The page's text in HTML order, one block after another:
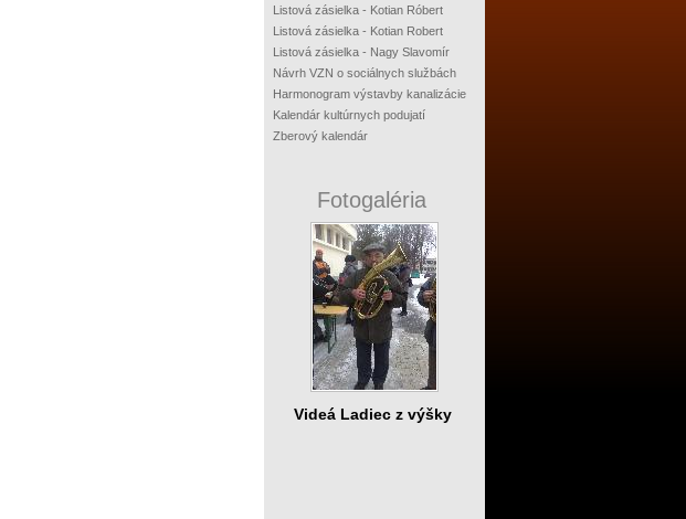
Listová zásielka - Kotian Róbert
Listová zásielka - Kotian Robert
Listová zásielka - Nagy Slavomír
Návrh VZN o sociálnych službách
Harmonogram výstavby kanalizácie
Kalendár kultúrnych podujatí
Zberový kalendár
Fotogaléria
Videá Ladiec z výšky